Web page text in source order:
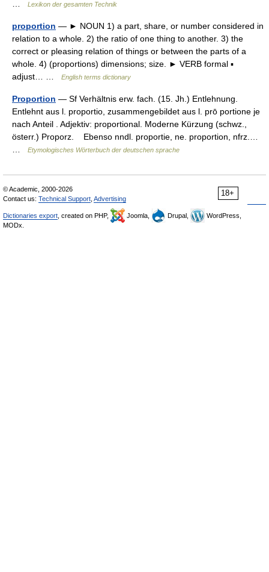
Lexikon der gesamten Technik
proportion — ► NOUN 1) a part, share, or number considered in
relation to a whole. 2) the ratio of one thing to another. 3) the
correct or pleasing relation of things or between the parts of a
whole. 4) (proportions) dimensions; size. ► VERB formal ▪
adjust… …
English terms dictionary
Proportion — Sf Verhältnis erw. fach. (15. Jh.) Entlehnung.
Entlehnt aus l. proportio, zusammengebildet aus l. prō portione je
nach Anteil . Adjektiv: proportional. Moderne Kürzung (schwz.,
österr.) Proporz. Ebenso nndl. proportie, ne. proportion, nfrz.…
Etymologisches Wörterbuch der deutschen sprache
18+
© Academic, 2000-2026
Contact us: Technical Support Advertising
Dictionaries export , created on PHP, Joomla, Drupal,
WordPress,
MODx.